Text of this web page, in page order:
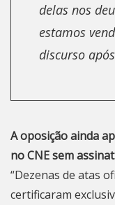
delas nos
estamos
discurso
A oposição ainda
no CNE sem
“Dezenas de atas
certificaram